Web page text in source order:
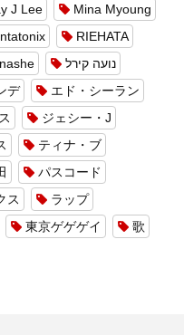
J Lee
Mina Myoung
RIEHATA
נועה קירל
デ
エド・シーラン
ジェシー・J
ティナ・ブ
パスコード
ス
ラップ
東京ゲゲゲイ
歌